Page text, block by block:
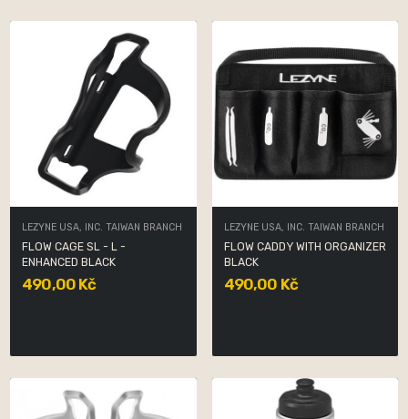
LEZYNE USA, INC. TAIWAN BRANCH
FLOW CAGE SL - L -
ENHANCED BLACK
490,00 Kč
LEZYNE USA, INC. TAIWAN BRANCH
FLOW CADDY WITH ORGANIZER
BLACK
490,00 Kč